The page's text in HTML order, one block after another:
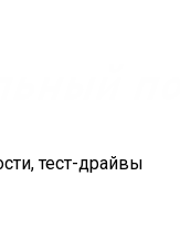
тест-драйвы